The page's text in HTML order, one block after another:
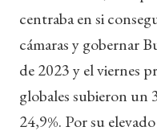
centraba en si
cámaras y gobernar
de 2023 y el viernes
globales subieron un
24,9%. Por su